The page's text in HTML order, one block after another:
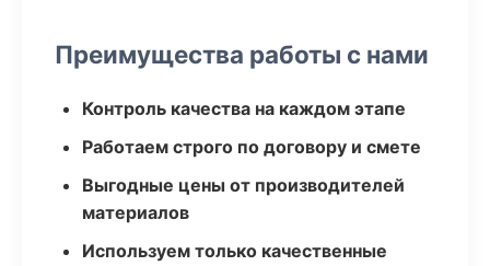
Преимущества работы с нами
Контроль качества на каждом этапе
Работаем строго по договору и смете
Выгодные цены от производителей
материалов
Используем только качественные